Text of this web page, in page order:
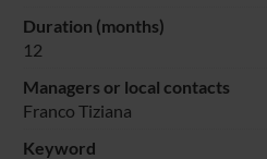
Duration (months)
12
Managers or local contacts
Franco Tiziana
Keyword